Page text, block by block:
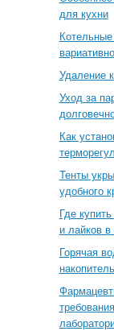
для кухни
Удаление
Уход за
Как
Тенты
удобного
Где
и лайков
Горячая